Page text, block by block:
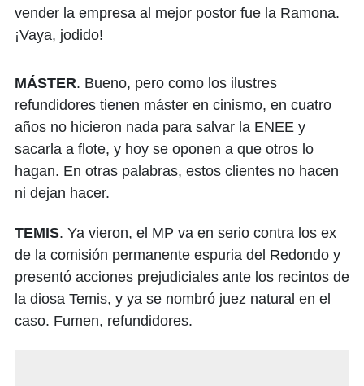
vender la empresa al mejor postor fue la Ramona.
¡Vaya, jodido!
MÁSTER. Bueno, pero como los ilustres
refundidores tienen máster en cinismo, en cuatro
años no hicieron nada para salvar la ENEE y
sacarla a flote, y hoy se oponen a que otros lo
hagan. En otras palabras, estos clientes no hacen
ni dejan hacer.
TEMIS. Ya vieron, el MP va en serio contra los ex
de la comisión permanente espuria del Redondo y
presentó acciones prejudiciales ante los recintos de
la diosa Temis, y ya se nombró juez natural en el
caso. Fumen, refundidores.